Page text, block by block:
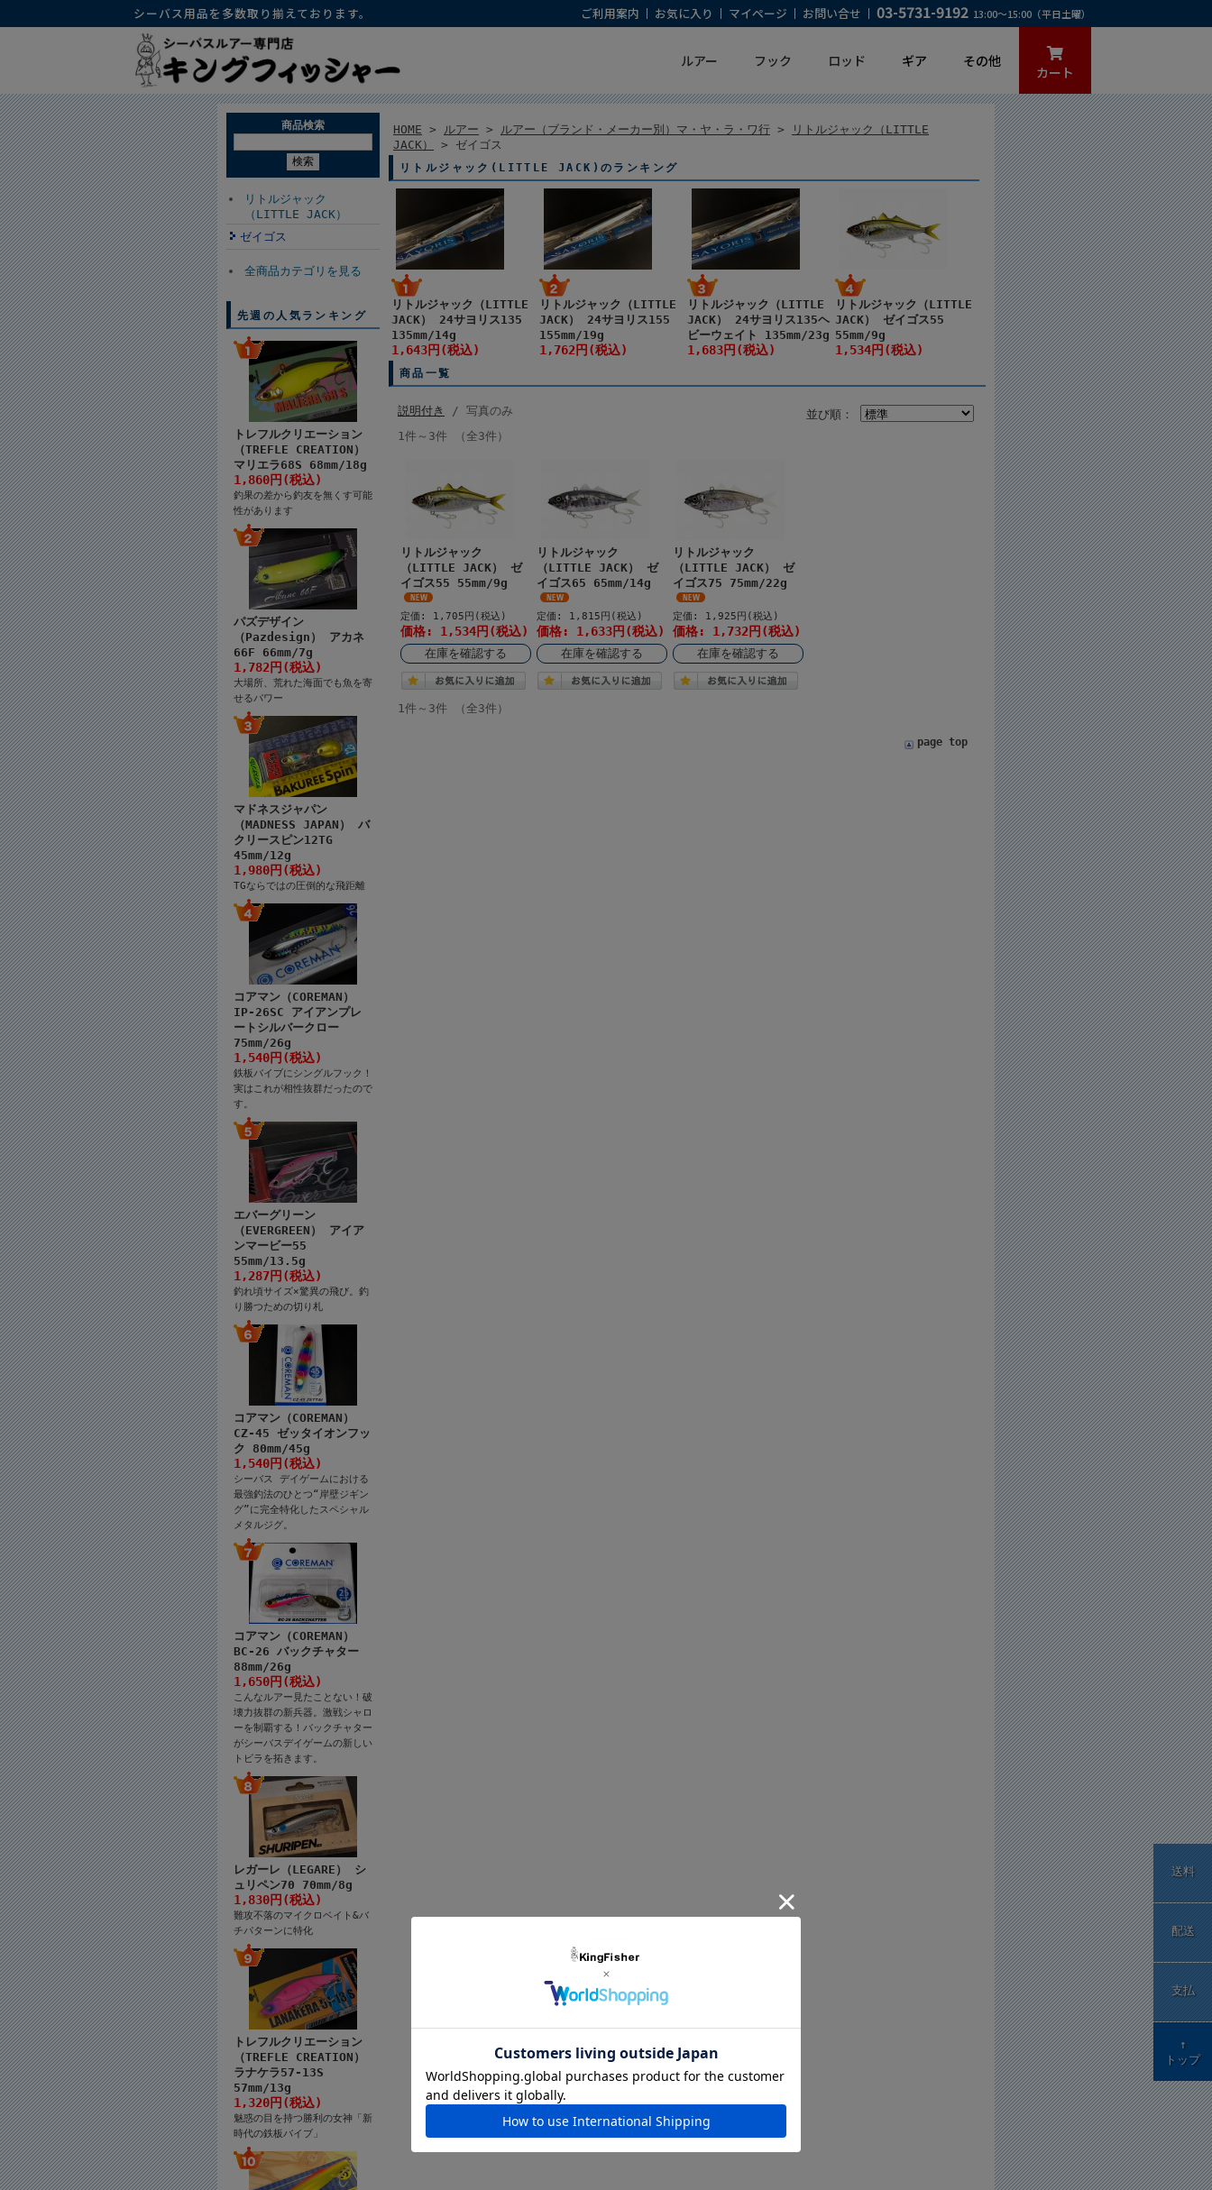
シーバス用品を多数取り揃えております。 ご利用案内 お気に入り マイページ お問い合せ 03-5731-9192 13:00～15:00（平日土曜）
ルアー フック ロッド ギア その他
カート
商品検索
リトルジャック
（LITTLE JACK）
ゼイゴス
全商品カテゴリを見る
先週の人気ランキング
トレフルクリエーション
（TREFLE CREATION）
マリエラ68S 68mm/18g
1,860円(税込)
釣果の差から釣友を無くす可能
性があります
パズデザイン
（Pazdesign） アカネ
66F 66mm/7g
1,782円(税込)
大場所、荒れた海面でも魚を寄
せるパワー
マドネスジャパン
（MADNESS JAPAN） バ
クリースピン12TG
45mm/12g
1,980円(税込)
TGならではの圧倒的な飛距離
コアマン（COREMAN）
IP-26SC アイアンプレ
ートシルバークロー
75mm/26g
1,540円(税込)
鉄板バイブにシングルフック！
実はこれが相性抜群だったので
す。
エバーグリーン
（EVERGREEN） アイア
ンマービー55
55mm/13.5g
1,287円(税込)
釣れ頃サイズ×驚異の飛び。釣
り勝つための切り札
コアマン（COREMAN）
CZ-45 ゼッタイオンフッ
ク 80mm/45g
1,540円(税込)
シーバス デイゲームにおける
最強釣法のひとつ“岸壁ジギン
グ”に完全特化したスペシャル
メタルジグ。
コアマン（COREMAN）
BC-26 バックチャター
88mm/26g
1,650円(税込)
こんなルアー見たことない！破
壊力抜群の新兵器。激戦シャロ
ーを制覇する！バックチャター
がシーバスデイゲームの新しい
トビラを拓きます。
レガーレ（LEGARE） シ
ュリペン70 70mm/8g
1,830円(税込)
難攻不落のマイクロベイト&バ
チパターンに特化
トレフルクリエーション
（TREFLE CREATION）
ラナケラ57-13S
57mm/13g
1,320円(税込)
魅惑の目を持つ勝利の女神「新
時代の鉄板バイブ」
HOME > ルアー > ルアー（ブランド・メーカー別）マ・ヤ・ラ・ワ行 >
リトルジャック（LITTLE
JACK）
> ゼイゴス
リトルジャック(LITTLE JACK)のランキング
リトルジャック（LITTLE
JACK） 24サヨリス135
135mm/14g
1,643円(税込)
リトルジャック（LITTLE
JACK） 24サヨリス155
155mm/19g
1,762円(税込)
リトルジャック（LITTLE
JACK） 24サヨリス135ヘ
ビーウェイト 135mm/23g
1,683円(税込)
リトルジャック（LITTLE
JACK） ゼイゴス55
55mm/9g
1,534円(税込)
商品一覧
並び順：
説明付き
/ 写真のみ
1件～3件 （全3件）
リトルジャック
（LITTLE JACK） ゼ
イゴス55 55mm/9g
定価: 1,705円(税込)
価格: 1,534円(税込)
在庫を確認する
リトルジャック
（LITTLE JACK） ゼ
イゴス65 65mm/14g
定価: 1,815円(税込)
価格: 1,633円(税込)
在庫を確認する
リトルジャック
（LITTLE JACK） ゼ
イゴス75 75mm/22g
定価: 1,925円(税込)
価格: 1,732円(税込)
在庫を確認する
1件～3件 （全3件）
page top
送料
配送
支払
↑
トップ